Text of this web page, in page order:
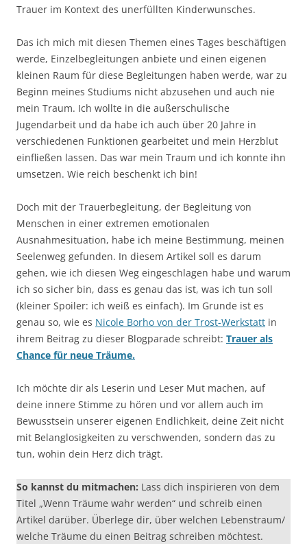
Trauer im Kontext des unerfüllten Kinderwunsches.
Das ich mich mit diesen Themen eines Tages beschäftigen
werde, Einzelbegleitungen anbiete und einen eigenen
kleinen Raum für diese Begleitungen haben werde, war zu
Beginn meines Studiums nicht abzusehen und auch nie
mein Traum. Ich wollte in die außerschulische
Jugendarbeit und da habe ich auch über 20 Jahre in
verschiedenen Funktionen gearbeitet und mein Herzblut
einfließen lassen. Das war mein Traum und ich konnte ihn
umsetzen. Wie reich beschenkt ich bin!
Doch mit der Trauerbegleitung, der Begleitung von
Menschen in einer extremen emotionalen
Ausnahmesituation, habe ich meine Bestimmung, meinen
Seelenweg gefunden. In diesem Artikel soll es darum
gehen, wie ich diesen Weg eingeschlagen habe und warum
ich so sicher bin, dass es genau das ist, was ich tun soll
(kleiner Spoiler: ich weiß es einfach). Im Grunde ist es
genau so, wie es Nicole Borho von der Trost-Werkstatt in
ihrem Beitrag zu dieser Blogparade schreibt: Trauer als
Chance für neue Träume.
Ich möchte dir als Leserin und Leser Mut machen, auf
deine innere Stimme zu hören und vor allem auch im
Bewusstsein unserer eigenen Endlichkeit, deine Zeit nicht
mit Belanglosigkeiten zu verschwenden, sondern das zu
tun, wohin dein Herz dich trägt.
So kannst du mitmachen: Lass dich inspirieren von dem
Titel „Wenn Träume wahr werden“ und schreib einen
Artikel darüber. Überlege dir, über welchen Lebenstraum/
welche Träume du einen Beitrag schreiben möchtest.